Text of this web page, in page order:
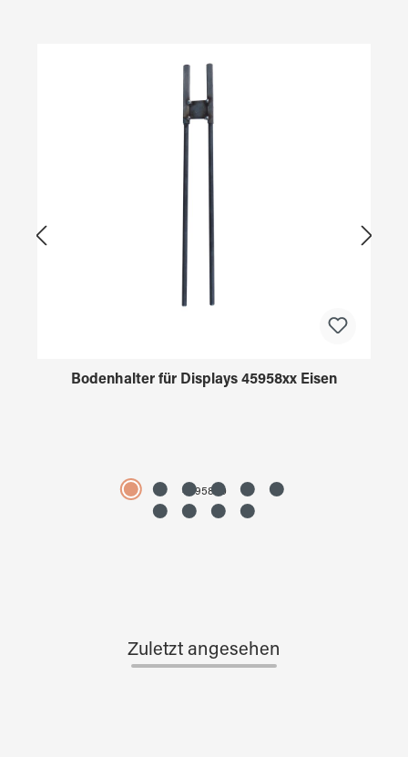
Bodenhalter für Displays 45958xx Eisen
4595890
Zuletzt angesehen